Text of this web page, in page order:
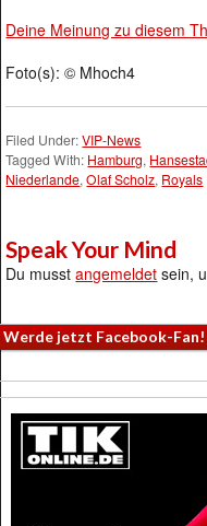
Deine Meinung zu diesem
Foto(s): © Mhoch4
Filed Under:VIP-News
Tagged With: Hamburg,
Niederlande,Olaf Scholz, Royals
Speak Your Mind
Du musstangemeldet sein,
Werde jetzt Facebook-Fan!